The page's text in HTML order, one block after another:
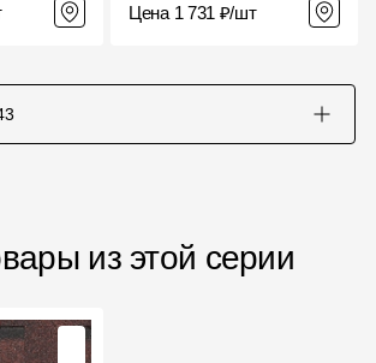
Цена 1 731 ₽/шт
из этой серии